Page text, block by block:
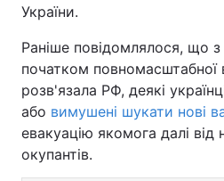
України.
Раніше повідомлялося, що з
початком повномасштабної
розв'язала РФ, деякі
або вимушені шукати нові
евакуацію якомога далі від
окупантів.